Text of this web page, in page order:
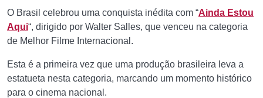
O Brasil celebrou uma conquista inédita com “Ainda Estou
Aqui“, dirigido por Walter Salles, que venceu na categoria
de Melhor Filme Internacional.
Esta é a primeira vez que uma produção brasileira leva a
estatueta nesta categoria, marcando um momento histórico
para o cinema nacional.